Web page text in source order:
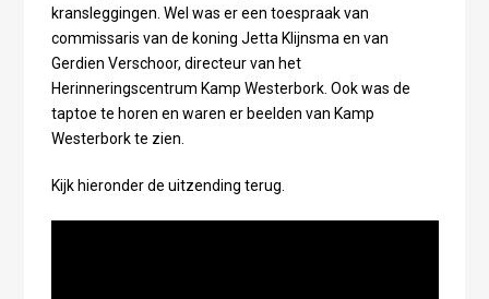
kransleggingen. Wel was er een toespraak van
commissaris van de koning Jetta Klijnsma en van
Gerdien Verschoor, directeur van het
Herinneringscentrum Kamp Westerbork. Ook was de
taptoe te horen en waren er beelden van Kamp
Westerbork te zien.
Kijk hieronder de uitzending terug.